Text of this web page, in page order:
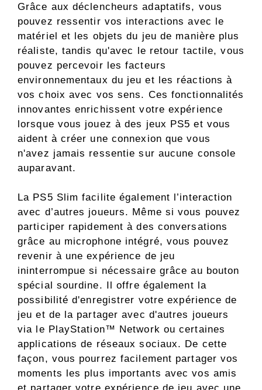
Grâce aux déclencheurs adaptatifs, vous
pouvez ressentir vos interactions avec le
matériel et les objets du jeu de manière plus
réaliste, tandis qu'avec le retour tactile, vous
pouvez percevoir les facteurs
environnementaux du jeu et les réactions à
vos choix avec vos sens. Ces fonctionnalités
innovantes enrichissent votre expérience
lorsque vous jouez à des jeux PS5 et vous
aident à créer une connexion que vous
n'avez jamais ressentie sur aucune console
auparavant.
La PS5 Slim facilite également l’interaction
avec d’autres joueurs. Même si vous pouvez
participer rapidement à des conversations
grâce au microphone intégré, vous pouvez
revenir à une expérience de jeu
ininterrompue si nécessaire grâce au bouton
spécial sourdine. Il offre également la
possibilité d'enregistrer votre expérience de
jeu et de la partager avec d'autres joueurs
via le PlayStation™ Network ou certaines
applications de réseaux sociaux. De cette
façon, vous pourrez facilement partager vos
moments les plus importants avec vos amis